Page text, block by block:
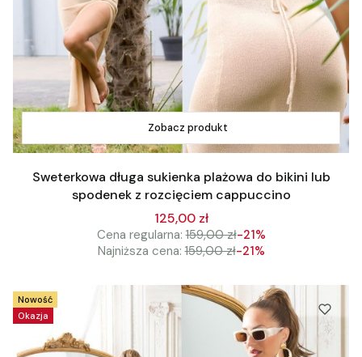
Zobacz produkt
Sweterkowa długa sukienka plażowa do bikini lub
spodenek z rozcięciem cappuccino
125,00 zł
Cena regularna: 159,00 zł-21%
Najniższa cena: 159,00 zł-21%
Okazja
Nowość